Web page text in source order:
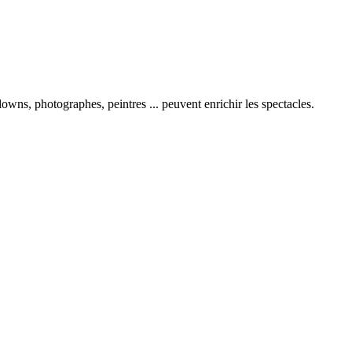
photographes, peintres ... peuvent enrichir les spectacles.